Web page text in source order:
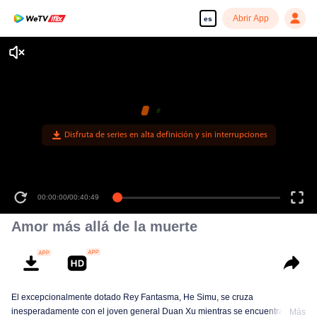
es Abrir App
Disfruta de series en alta definición y sin interrupciones
00:00:00/00:40:49
Amor más allá de la muerte
El excepcionalmente dotado Rey Fantasma, He Simu, se cruza
inesperadamente con el joven general Duan Xu mientras se encuentra deMás